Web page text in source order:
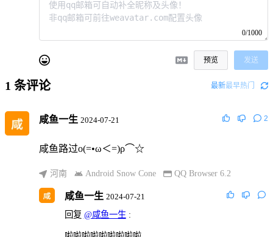
0/1000
预览 发送
1 条评论 最新最早热门
咸鱼一生 2024-07-21 2
咸鱼路过ο(=•ω＜=)ρ⌒☆
河南 Android Snow Cone QQ Browser 6.2
咸鱼一生 2024-07-21
回复 @咸鱼一生 :